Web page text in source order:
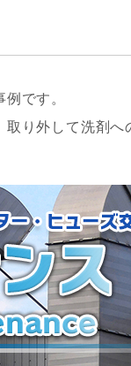
です。
り外して洗剤へ